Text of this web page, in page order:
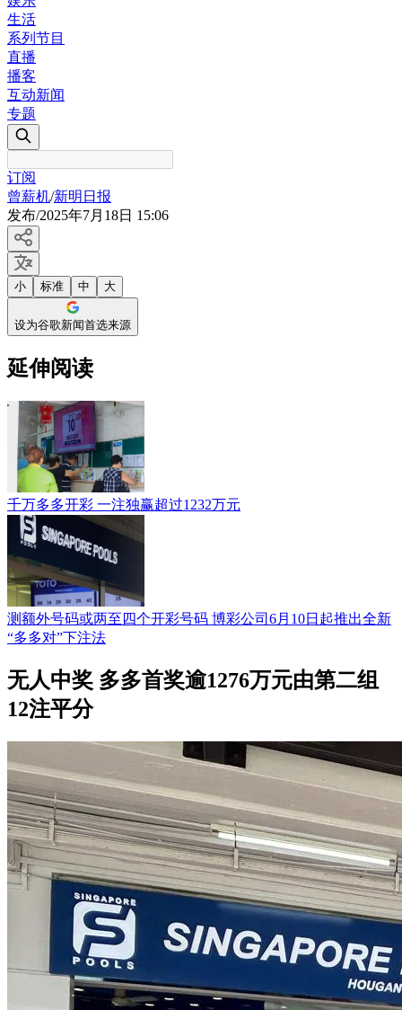
生活
系列节目
直播
播客
互动新闻
专题
订阅
曾薪机/新明日报
发布/2025年7月18日 15:06
小 标准 中 大
设为谷歌新闻首选来源
延伸阅读
千万多多开彩 一注独赢超过1232万元
测额外号码或两至四个开彩号码 博彩公司6月10日起推出全新
“多多对”下注法
无人中奖 多多首奖逾1276万元由第二组
12注平分